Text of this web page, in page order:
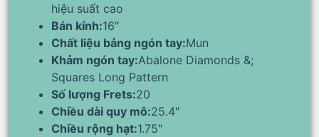
hiệu suất cao
Bán kính:16″
Chất liệu bảng ngón tay:Mun
Khảm ngón tay:Abalone Diamonds &;
Squares Long Pattern
Số lượng Frets:20
Chiều dài quy mô:25.4″
Chiều rộng hạt:1.75″